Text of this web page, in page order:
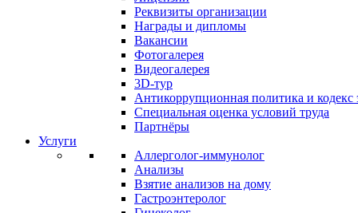
Реквизиты организации
Награды и дипломы
Вакансии
Фотогалерея
Видеогалерея
3D-тур
Антикоррупционная политика и кодекс
Специальная оценка условий труда
Партнёры
Услуги
Аллерголог-иммунолог
Анализы
Взятие анализов на дому
Гастроэнтеролог